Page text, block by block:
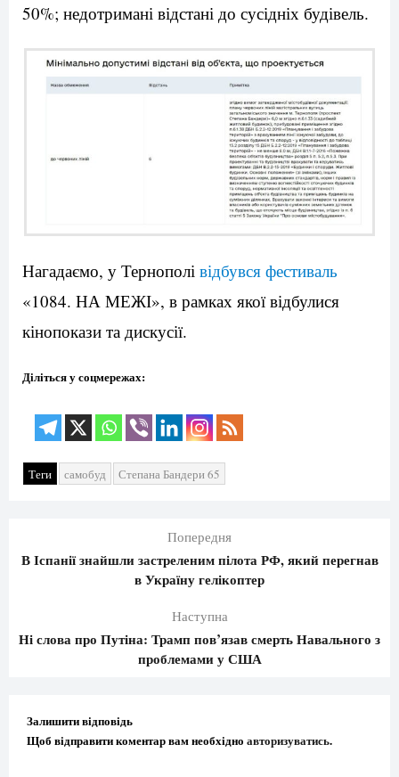
50%; недотримані відстані до сусідніх будівель.
Нагадаємо, у Тернополі відбувся фестиваль
«1084. НА МЕЖІ», в рамках якої відбулися
кінопокази та дискусії.
Діліться у соцмережах:
Теги самобуд Степана Бандери 65
Попередня
В Іспанії знайшли застреленим пілота РФ, який перегнав
в Україну гелікоптер
Наступна
Ні слова про Путіна: Трамп пов’язав смерть Навального з
проблемами у США
Залишити відповідь
Щоб відправити коментар вам необхідно авторизуватись.